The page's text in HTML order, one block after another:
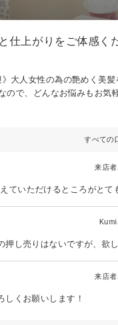
仕上がりをご体感く
大人女性の為の艶めく美髪
で、どんなお悩みもお気
すべての
来店
来店
くお願いします！